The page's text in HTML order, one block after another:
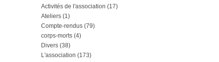
Activités de l'association (17)
Ateliers (1)
Compte-rendus (79)
corps-morts (4)
Divers (38)
L'association (173)